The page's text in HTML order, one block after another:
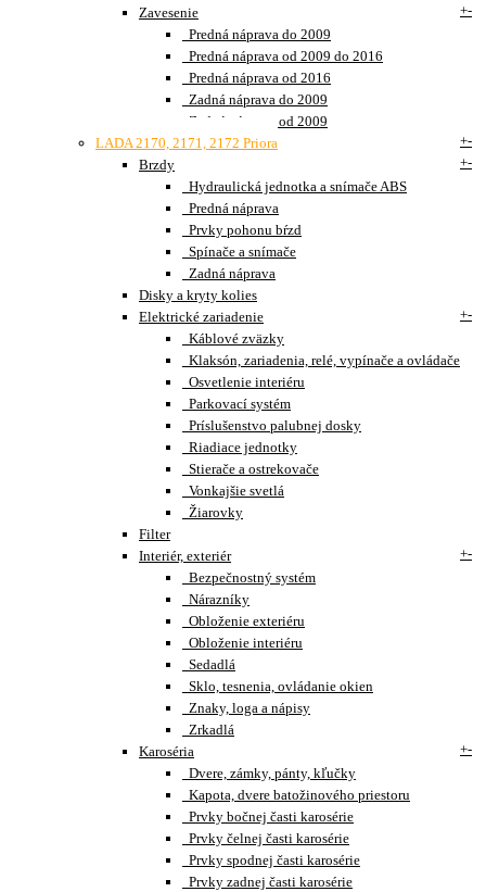
Zavesenie
+-
Predná náprava do 2009
Predná náprava od 2009 do 2016
Predná náprava od 2016
Zadná náprava do 2009
Zadná náprava od 2009
LADA 2170, 2171, 2172 Priora
+-
Brzdy
+-
Hydraulická jednotka a snímače ABS
Predná náprava
Prvky pohonu bŕzd
Spínače a snímače
Zadná náprava
Disky a kryty kolies
Elektrické zariadenie
+-
Káblové zväzky
Klaksón, zariadenia, relé, vypínače a ovládače
Osvetlenie interiéru
Parkovací systém
Príslušenstvo palubnej dosky
Riadiace jednotky
Stierače a ostrekovače
Vonkajšie svetlá
Žiarovky
Filter
Interiér, exteriér
+-
Bezpečnostný systém
Nárazníky
Obloženie exteriéru
Obloženie interiéru
Sedadlá
Sklo, tesnenia, ovládanie okien
Znaky, loga a nápisy
Zrkadlá
Karoséria
+-
Dvere, zámky, pánty, kľučky
Kapota, dvere batožinového priestoru
Prvky bočnej časti karosérie
Prvky čelnej časti karosérie
Prvky spodnej časti karosérie
Prvky zadnej časti karosérie